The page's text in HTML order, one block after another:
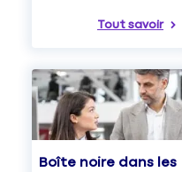
Tout savoir
Boîte noire dans les